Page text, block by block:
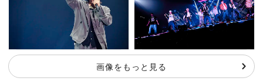
画像をもっと見る